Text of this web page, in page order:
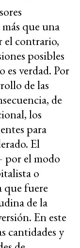
que una
el contrario,
posibles
es verdad. Por
de las
de
los
para
El
por el modo
o
que fuere
de la
En este
cantidades y